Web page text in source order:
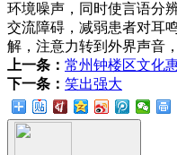
环境噪声，同时使言语分
交流障碍，减弱患者对耳
解，注意力转到外界声音
上一条： 常州钟楼区文化
下一条： 笑出强大